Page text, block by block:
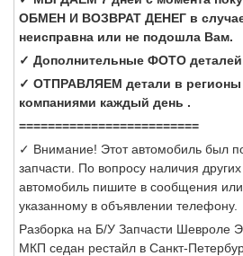
ОБМЕН И ВОЗВРАТ ДЕНЕГ в
неисправна или не подошла Вам.
✓ Дополнительные ФОТО деталей
✓ ОТПРАВЛЯЕМ детали в
компаниями каждый день .
=========================
✓ Внимание! Этот автомобиль был
запчасти. По вопросу наличия
автомобиль пишите в сообщения
указанному в объявлении телефону.
Разборка на Б/У Запчасти Шевроле
МКП седан рестайл в Санкт-